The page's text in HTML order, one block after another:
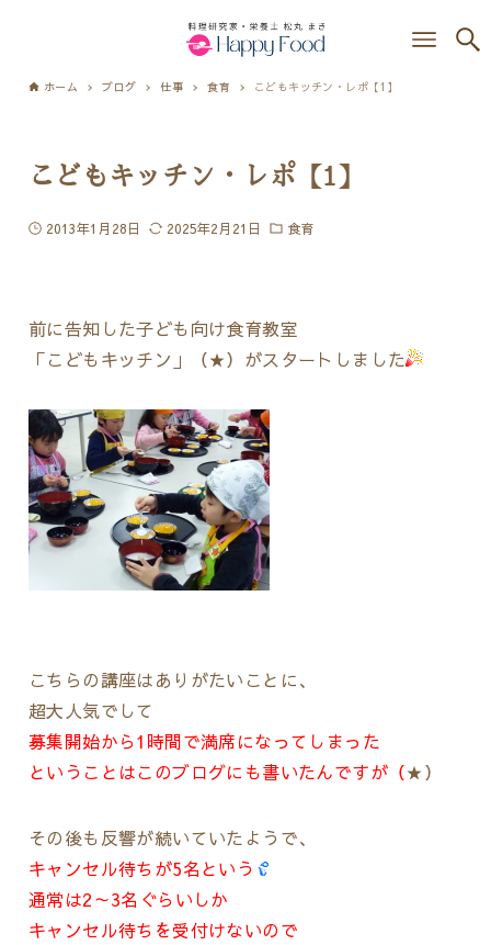
ホーム ブログ 仕事 食育 こどもキッチン・レポ【1】
こどもキッチン・レポ【1】
2013年1月28日 2025年2月21日 食育
前に告知した子ども向け食育教室
「こどもキッチン」（★）がスタートしました
こちらの講座はありがたいことに、
超大人気でして
募集開始から1時間で満席になってしまった
ということはこのブログにも書いたんですが（★）
その後も反響が続いていたようで、
キャンセル待ちが5名という
通常は2～3名ぐらいしか
キャンセル待ちを受付けないので